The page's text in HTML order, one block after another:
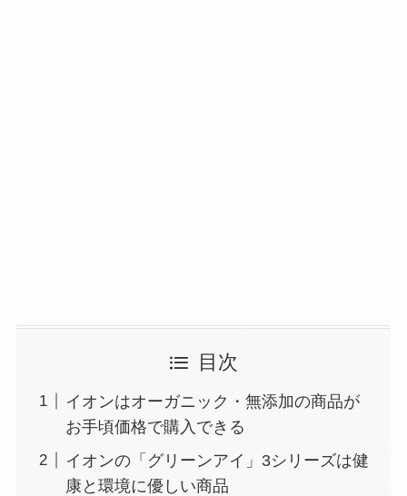
目次
イオンはオーガニック・無添加の商品が
お手頃価格で購入できる
イオンの「グリーンアイ」3シリーズは健
康と環境に優しい商品